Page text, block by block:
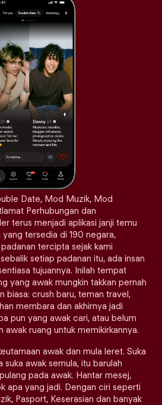
Date, Mod Muzik, Mod
Perhubungan dan
terus menjadi aplikasi janji temu
tersedia di 190 negara,
tercipta sejak kami
setiap padanan itu, ada insan
tujuannya. Inilah tempat
yang awak mungkin takkan pernah
biasa: crush baru, teman travel,
membara dan akhirnya jadi
pun yang awak cari, atau belum
awak ruang untuk memikirkannya.
awak dan mula leret. Suka
awak semula, itu barulah
pada awak. Hantar mesej,
apa yang jadi. Dengan ciri seperti
Pasport, Keserasian dan banyak